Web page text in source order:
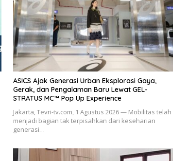
ASICS Ajak Generasi Urban Eksplorasi Gaya,
Gerak, dan Pengalaman Baru Lewat GEL-
STRATUS MC™ Pop Up Experience
Jakarta, Tevri-tv.com, 1 Agustus 2026 — Mobilitas telah
menjadi bagian tak terpisahkan dari keseharian
generasi…